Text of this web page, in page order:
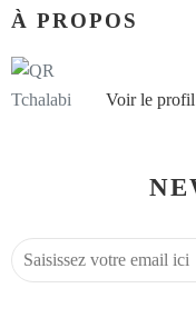
À PROPOS
Voir le